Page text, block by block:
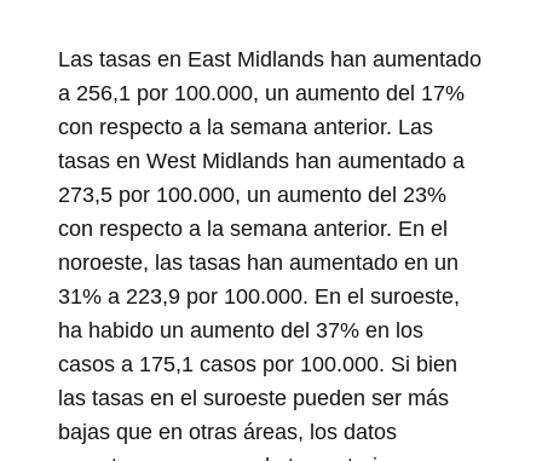
Las tasas en East Midlands han aumentado
a 256,1 por 100.000, un aumento del 17%
con respecto a la semana anterior. Las
tasas en West Midlands han aumentado a
273,5 por 100.000, un aumento del 23%
con respecto a la semana anterior. En el
noroeste, las tasas han aumentado en un
31% a 223,9 por 100.000. En el suroeste,
ha habido un aumento del 37% en los
casos a 175,1 casos por 100.000. Si bien
las tasas en el suroeste pueden ser más
bajas que en otras áreas, los datos